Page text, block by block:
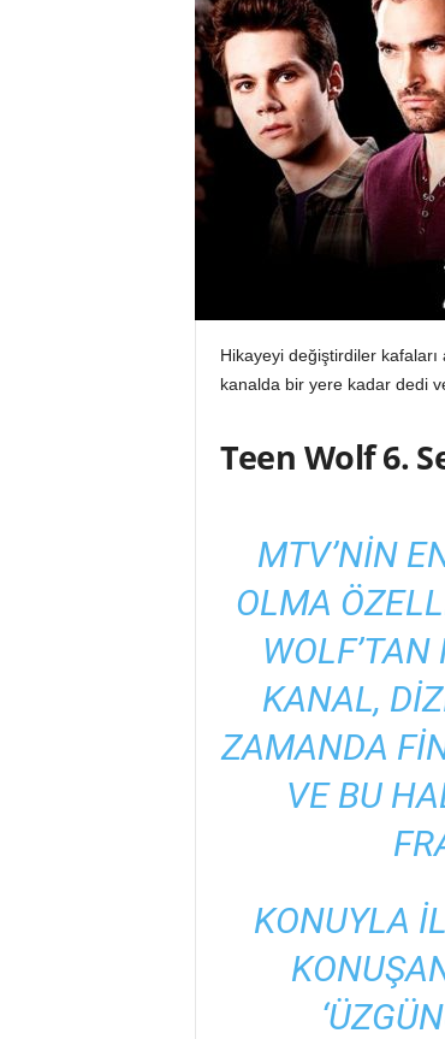
Hikayeyi değiştirdiler
kanalda bir yere kadar dedi
Teen Wolf 6.
MTV’NIN
OLMA
KANAL,
ZAMANDA
VE BU
KONUYLA